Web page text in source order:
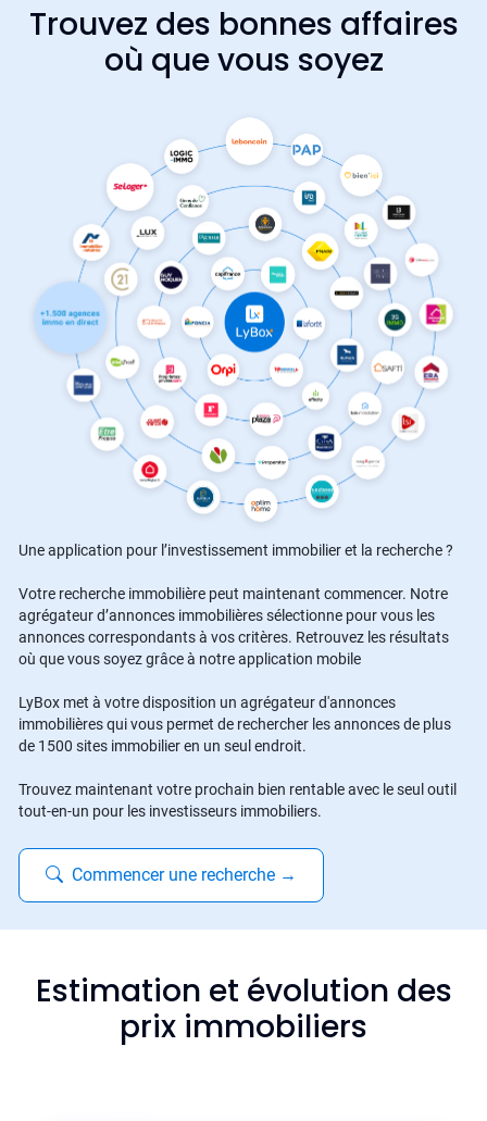
Trouvez des bonnes affaires
où que vous soyez
Une application pour l’investissement immobilier et la recherche ?
Votre recherche immobilière peut maintenant commencer. Notre
agrégateur d’annonces immobilières sélectionne pour vous les
annonces correspondants à vos critères. Retrouvez les résultats
où que vous soyez grâce à notre application mobile
LyBox met à votre disposition un agrégateur d'annonces
immobilières qui vous permet de rechercher les annonces de plus
de 1500 sites immobilier en un seul endroit.
Trouvez maintenant votre prochain bien rentable avec le seul outil
tout-en-un pour les investisseurs immobiliers.
Commencer une recherche →
Estimation et évolution des
prix immobiliers